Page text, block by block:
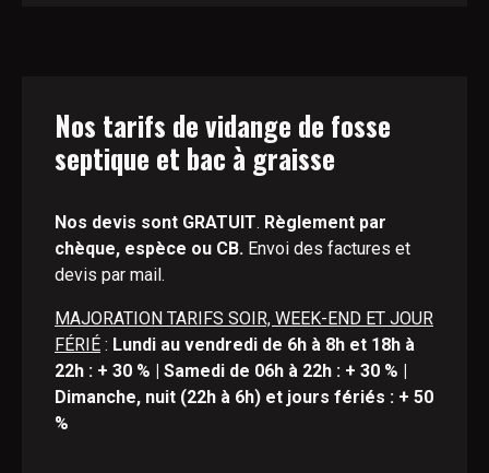
Nos tarifs de vidange de fosse
septique et bac à graisse
Nos devis sont GRATUIT. Règlement par
chèque, espèce ou CB. Envoi des factures et
devis par mail.
MAJORATION TARIFS SOIR, WEEK-END ET JOUR
FÉRIÉ : Lundi au vendredi de 6h à 8h et 18h à
22h : + 30 % | Samedi de 06h à 22h : + 30 % |
Dimanche, nuit (22h à 6h) et jours fériés : + 50
%